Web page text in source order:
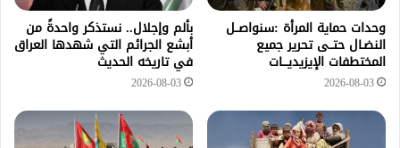
وحدات حماية المرأة :سنواصــل
النضـال حتــى تحرير جميع
المختطفات الإيزيديـــات
2026-08-03
بألم وإجلال.. نستذكر واحدةً من
أبشع الجرائم التي شهدها العراق
في تاريخه الحديث
2026-08-03